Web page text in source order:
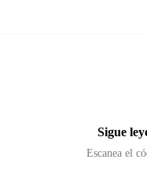
Sigue
Escanea el